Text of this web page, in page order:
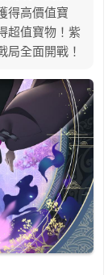
得高價值寶
超值寶物！紫
局全面開戰！